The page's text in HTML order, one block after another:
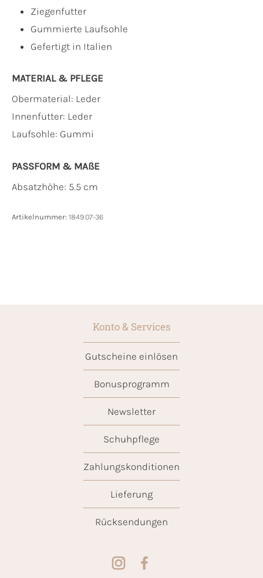
Ziegenfutter
Gummierte Laufsohle
Gefertigt in Italien
MATERIAL & PFLEGE
Obermaterial: Leder
Innenfutter: Leder
Laufsohle: Gummi
PASSFORM & MAẞE
Absatzhöhe: 5.5 cm
Artikelnummer: 1849.07-36
Konto & Services
Gutscheine einlösen
Bonusprogramm
Newsletter
Schuhpflege
Zahlungskonditionen
Lieferung
Rücksendungen